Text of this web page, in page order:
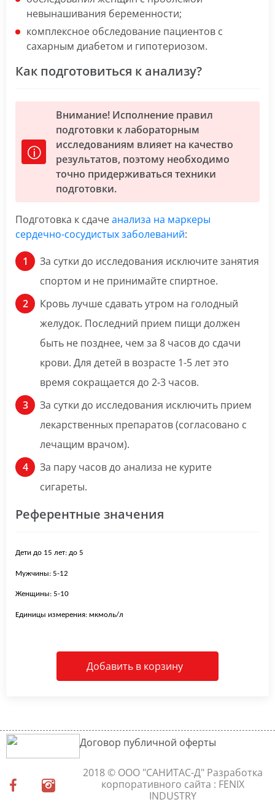
невынашивания беременности;
комплексное обследование пациентов с
сахарным диабетом и гипотериозом.
Как подготовиться к анализу?
Внимание! Исполнение правил
подготовки к лабораторным
исследованиям влияет на качество
результатов, поэтому необходимо
точно придерживаться техники
подготовки.
Подготовка к сдачеанализа на маркеры
сердечно-сосудистых заболеваний:
За сутки до исследования исключите занятия
спортом и не принимайте спиртное.
Кровь лучше сдавать утром на голодный
желудок. Последний прием пищи должен
быть не позднее, чем за 8 часов до сдачи
крови. Для детей в возрасте 1-5 лет это
время сокращается до 2-3 часов.
За сутки до исследования исключить прием
лекарственных препаратов (согласовано с
лечащим врачом).
За пару часов до анализа не курите
сигареты.
Референтные значения
Дети до 15 лет: до 5
Мужчины: 5-12
Женщины: 5-10
Единицы измерения: мкмоль/л
Добавить в корзину
Договор публичной оферты
2018 © ООО "САНИТАС-Д" Разработка
корпоративного сайта : FENIX
INDUSTRY